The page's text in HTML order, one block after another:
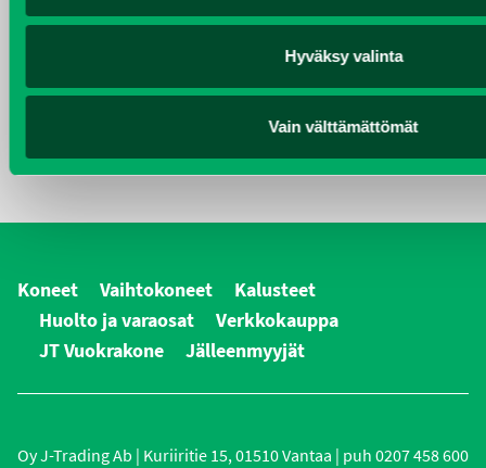
Hyväksy valinta
Vain välttämättömät
Jälkimarkkinointipäällikkö
Puh 020 7458 609
Koneet Vaihtokoneet
Kalusteet
Huolto ja varaosat
Verkkokauppa
JT Vuokrakone
Jälleenmyyjät
Oy J-Trading Ab | Kuriiritie 15, 01510 Vantaa | puh 0207 458 600